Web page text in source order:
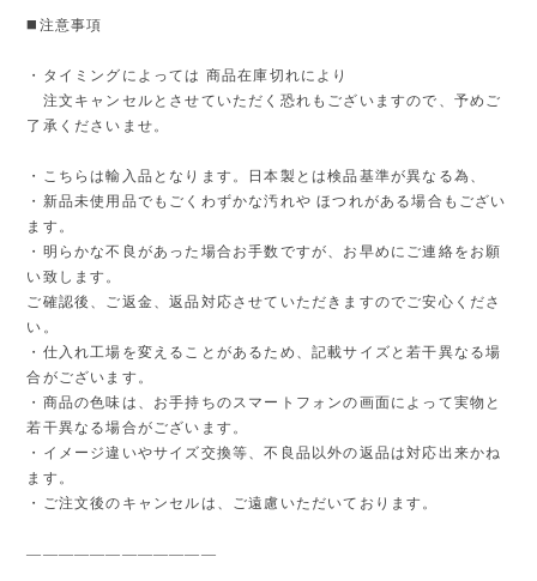
◼️注意事項
・タイミングによっては 商品在庫切れにより
注文キャンセルとさせていただく恐れもございますので、予めご
了承くださいませ。
・こちらは輸入品となります。日本製とは検品基準が異なる為、
・新品未使用品でもごくわずかな汚れや ほつれがある場合もござい
ます。
・明らかな不良があった場合お手数ですが、お早めにご連絡をお願
い致します。
ご確認後、ご返金、返品対応させていただきますのでご安心くださ
い。
・仕入れ工場を変えることがあるため、記載サイズと若干異なる場
合がございます。
・商品の色味は、お手持ちのスマートフォンの画面によって実物と
若干異なる場合がございます。
・イメージ違いやサイズ交換等、不良品以外の返品は対応出来かね
ます。
・ご注文後のキャンセルは、ご遠慮いただいております。
————————————